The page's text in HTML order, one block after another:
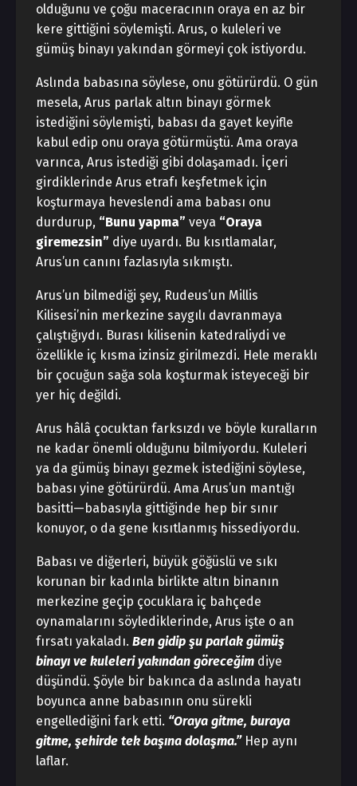
olduğunu ve çoğu maceracının oraya en az bir
kere gittiğini söylemişti. Arus, o kuleleri ve
gümüş binayı yakından görmeyi çok istiyordu.
Aslında babasına söylese, onu götürürdü. O gün
mesela, Arus parlak altın binayı görmek
istediğini söylemişti, babası da gayet keyifle
kabul edip onu oraya götürmüştü. Ama oraya
varınca, Arus istediği gibi dolaşamadı. İçeri
girdiklerinde Arus etrafı keşfetmek için
koşturmaya heveslendi ama babası onu
durdurup, “Bunu yapma” veya “Oraya
giremezsin” diye uyardı. Bu kısıtlamalar,
Arus’un canını fazlasıyla sıkmıştı.
Arus’un bilmediği şey, Rudeus’un Millis
Kilisesi’nin merkezine saygılı davranmaya
çalıştığıydı. Burası kilisenin katedraliydi ve
özellikle iç kısma izinsiz girilmezdi. Hele meraklı
bir çocuğun sağa sola koşturmak isteyeceği bir
yer hiç değildi.
Arus hâlâ çocuktan farksızdı ve böyle kuralların
ne kadar önemli olduğunu bilmiyordu. Kuleleri
ya da gümüş binayı gezmek istediğini söylese,
babası yine götürürdü. Ama Arus’un mantığı
basitti—babasıyla gittiğinde hep bir sınır
konuyor, o da gene kısıtlanmış hissediyordu.
Babası ve diğerleri, büyük göğüslü ve sıkı
korunan bir kadınla birlikte altın binanın
merkezine geçip çocuklara iç bahçede
oynamalarını söylediklerinde, Arus işte o an
fırsatı yakaladı. Ben gidip şu parlak gümüş
binayı ve kuleleri yakından göreceğim diye
düşündü. Şöyle bir bakınca da aslında hayatı
boyunca anne babasının onu sürekli
engellediğini fark etti. “Oraya gitme, buraya
gitme, şehirde tek başına dolaşma.”Hep aynı
laflar.